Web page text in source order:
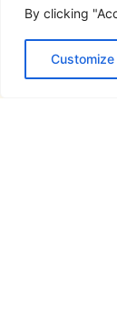
By clicking
Customize